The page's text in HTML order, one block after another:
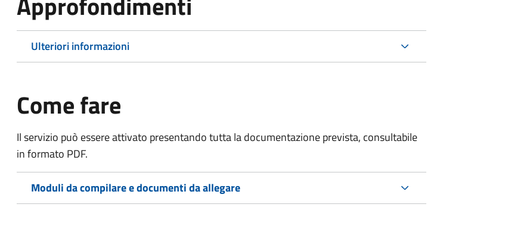
Ulteriori informazioni
Come fare
Il servizio può essere attivato presentando tutta la documentazione prevista, consultabile
in formato PDF.
Moduli da compilare e documenti da allegare